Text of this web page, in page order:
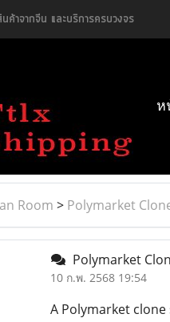
ค้าจากจีน และบริการครบวงจร
ห
Room > Polymarket
Polymarket
10 ก.พ. 2568 19:54
A Polymarket